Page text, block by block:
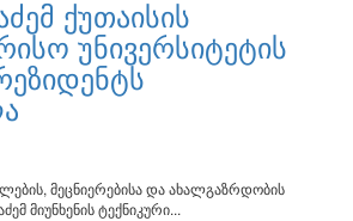
ქუთაისის
უნივერსიტეტის
მეცნიერებისა და ახალგაზრდობის
მიუნხენის ტექნიკური...